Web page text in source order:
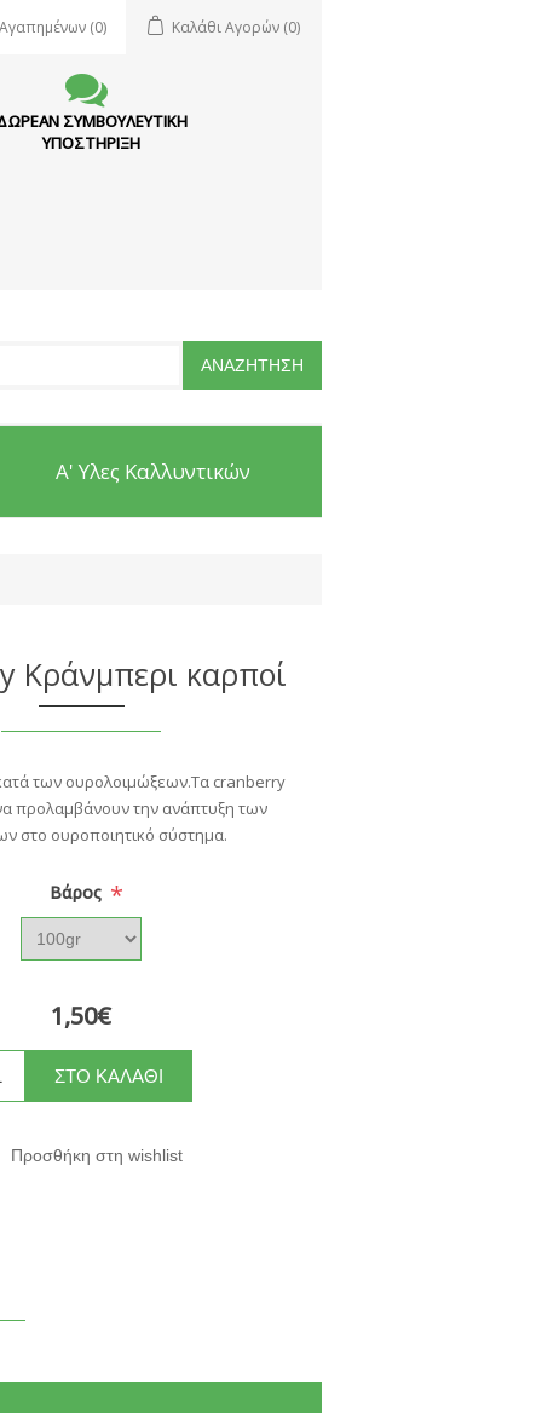
(0) Καλάθι Αγορών (0)
ΣΥΜΒΟΥΛΕΥΤΙΚΗ
ΥΠΟΣΤΗΡΙΞΗ
Α' Υλες Καλλυντικών
Κράνμπερι καρποί
των ουρολοιμώξεων.Τα cranberry
προλαμβάνουν την ανάπτυξη των
στο ουροποιητικό σύστημα.
Bάρος *
1,50€